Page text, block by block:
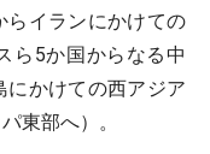
らイランにかけての
ら5か国からなる中
にかけての西アジア
東部へ）。